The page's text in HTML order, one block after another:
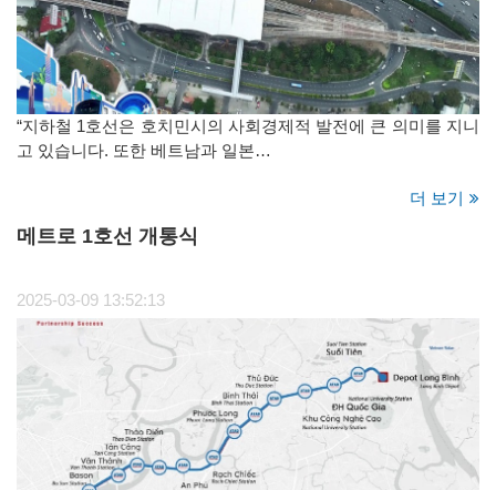
“지하철 1호선은 호치민시의 사회경제적 발전에 큰 의미를 지니
고 있습니다. 또한 베트남과 일본…
더 보기
메트로 1호선 개통식
2025-03-09 13:52:13